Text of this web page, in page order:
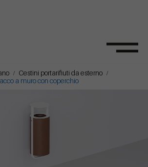
Cestini portarifiuti da esterno
a muro con coperchio